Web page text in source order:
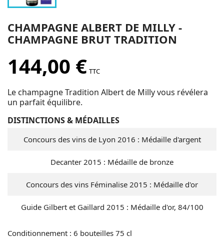
CHAMPAGNE ALBERT DE MILLY -
CHAMPAGNE BRUT TRADITION
144,00 € TTC
Le champagne Tradition Albert de Milly vous révélera
un parfait équilibre.
DISTINCTIONS & MÉDAILLES
Concours des vins de Lyon 2016 : Médaille d'argent
Decanter 2015 : Médaille de bronze
Concours des vins Féminalise 2015 : Médaille d'or
Guide Gilbert et Gaillard 2015 : Médaille d'or, 84/100
Conditionnement : 6 bouteilles 75 cl